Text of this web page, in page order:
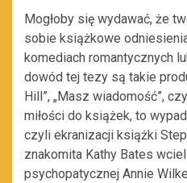
Mogłoby się wydawać, że
sobie książkowe
komediach romantycznych
dowód tej tezy są takie
Hill”, „Masz wiadomość”,
miłości do książek, to
czyli ekranizacji książki
znakomita Kathy Bates
psychopatycznej Annie